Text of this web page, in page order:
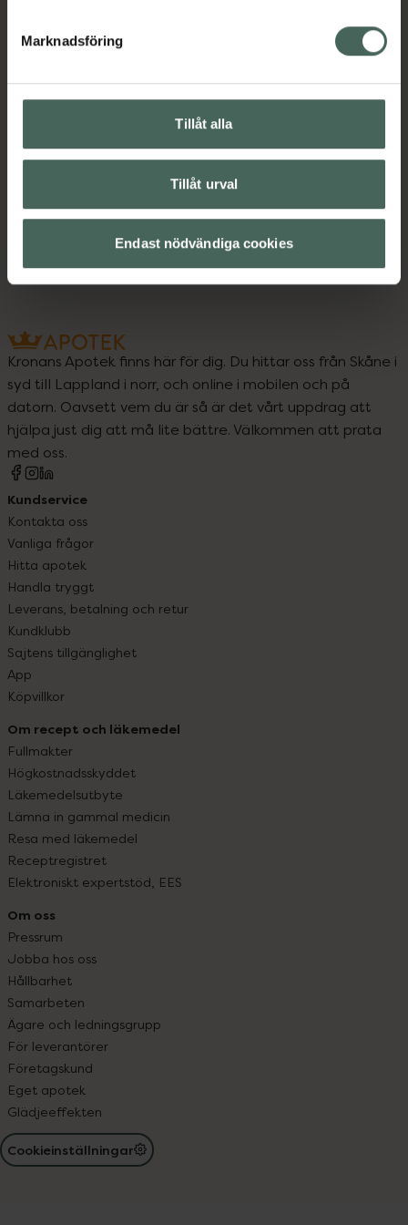
Marknadsföring
Tillåt alla
Tillåt urval
Endast nödvändiga cookies
Upptäck flera produkter inom
Vibratorer och stavar
Kronans Apotek finns här för dig. Du hittar oss från Skåne i
syd till Lappland i norr, och online i mobilen och på
datorn. Oavsett vem du är så är det vårt uppdrag att
hjälpa just dig att må lite bättre. Välkommen att prata
med oss.
Kundservice
Kontakta oss
Vanliga frågor
Hitta apotek
Handla tryggt
Leverans, betalning och retur
Kundklubb
Sajtens tillgänglighet
App
Köpvillkor
Om recept och läkemedel
Fullmakter
Högkostnadsskyddet
Läkemedelsutbyte
Lämna in gammal medicin
Resa med läkemedel
Receptregistret
Elektroniskt expertstöd, EES
Om oss
Pressrum
Jobba hos oss
Hållbarhet
Samarbeten
Ägare och ledningsgrupp
För leverantörer
Företagskund
Eget apotek
Glädjeeffekten
Cookieinställningar